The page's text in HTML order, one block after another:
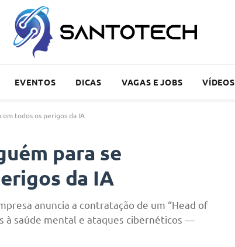
EVENTOS DICAS VAGAS E JOBS VÍDEOS
todos os perigos da IA
para se
da IA
anuncia a contratação de um “Head of
à saúde mental e ataques cibernéticos —